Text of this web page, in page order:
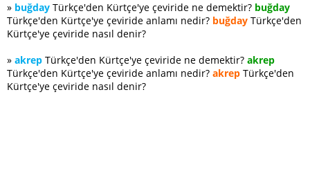
» buğday Türkçe'den Kürtçe'ye çeviride ne demektir? buğday
Türkçe'den Kürtçe'ye çeviride anlamı nedir? buğday Türkçe'den
Kürtçe'ye çeviride nasıl denir?
» akrep Türkçe'den Kürtçe'ye çeviride ne demektir? akrep
Türkçe'den Kürtçe'ye çeviride anlamı nedir? akrep Türkçe'den
Kürtçe'ye çeviride nasıl denir?